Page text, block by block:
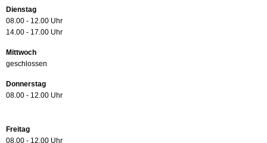
Dienstag
08.00 - 12.00 Uhr
14.00 - 17.00 Uhr
Mittwoch
geschlossen
Donnerstag
08.00 - 12.00 Uhr
Freitag
08.00 - 12.00 Uhr